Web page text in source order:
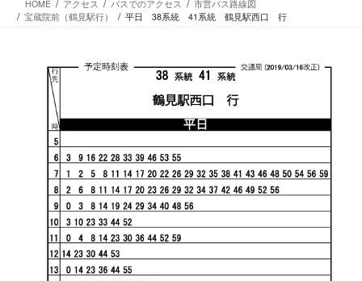
HOME アクセス バスでのアクセス
市営バス路線図
宝蔵院前（鶴見駅行）
平日 38系統 41系統 鶴見駅西口 行